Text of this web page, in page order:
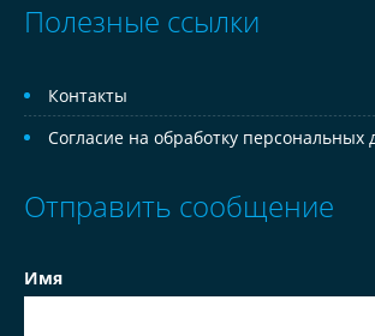
Полезные ссылки
Контакты
Согласие на обработку персональных
Отправить сообщение
Имя